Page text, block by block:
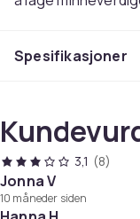
Den
direkte kontakt
Avtrykkene kan
dekorative
små poteavtrykk
gnagere. Den
Spesifikasjoner
3,1 (8)
Jonna V
10 måneder siden